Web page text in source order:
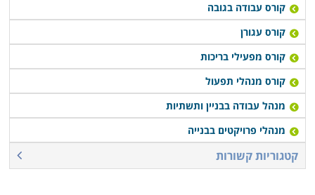
קורס עבודה בגובה
קורס עגורן
קורס מפעילי בריכות
קורס מנהלי תפעול
מנהל עבודה בבניין ותשתיות
מנהלי פרויקטים בבנייה
קטגוריות קשורות